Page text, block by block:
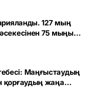
127 мың
75 мыңы
Маңғыстаудың
қорғаудың жаңа